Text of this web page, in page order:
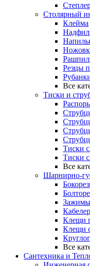
Столярный
Клейма
Резцы
Все
Тиски и
Тиски
Тиски
Все
Шарнирно-
Зажимы
Клещи
Клещи
Все
Сантехника и